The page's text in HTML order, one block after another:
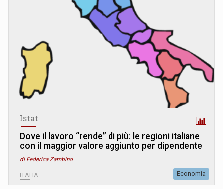
Istat
Dove il lavoro “rende” di più: le regioni italiane
con il maggior valore aggiunto per dipendente
di Federica Zambino
ITALIA Economia